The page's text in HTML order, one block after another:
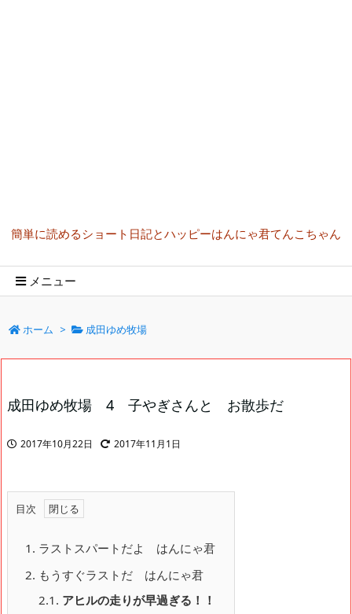
簡単に読めるショート日記とハッピーはんにゃ君てんこちゃん
メニュー
ホーム > 成田ゆめ牧場
成田ゆめ牧場 4 子やぎさんと お散歩だ
2017年10月22日 2017年11月1日
目次
1. ラストスパートだよ はんにゃ君
2. もうすぐラストだ はんにゃ君
2.1. アヒルの走りが早過ぎる！！